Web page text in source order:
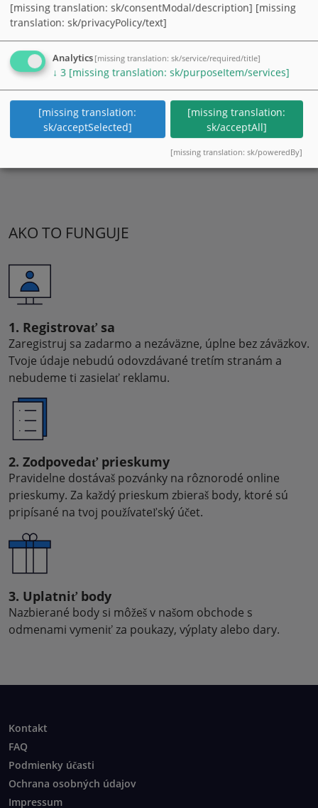
100% v súlade s ochranou osobných údajov ●
jednoduché ● bezplatné ● flexibilné ●
odkiaľkoľvek
Prihlásiť sa Registrovať sa
AKO TO FUNGUJE
1. Registrovať sa
Zaregistruj sa zadarmo a nezáväzne, úplne bez záväzkov.
Tvoje údaje nebudú odovzdávané tretím stranám a
nebudeme ti zasielať reklamu.
2. Zodpovedať prieskumy
Pravidelne dostávaš pozvánky na rôznorodé online
prieskumy. Za každý prieskum zbieraš body, ktoré sú
pripísané na tvoj používateľský účet.
3. Uplatniť body
Nazbierané body si môžeš v našom obchode s
odmenami vymeniť za poukazy, výplaty alebo dary.
Kontakt
FAQ
Podmienky účasti
Ochrana osobných údajov
Impressum
[missing translation: sk/consentModal/description] [missing
translation: sk/privacyPolicy/text]
Analytics [missing translation: sk/service/required/title]
↓ 3 [missing translation: sk/purposeItem/services]
[missing translation:
sk/acceptSelected]
[missing translation:
sk/acceptAll]
[missing translation: sk/poweredBy]